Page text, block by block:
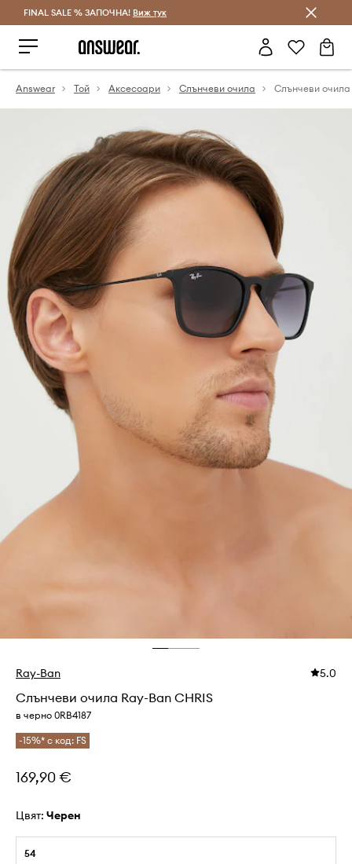
Спестявай с Answear Club
FINAL SALE % ЗАПОЧНА! Виж тук
Answear Той Аксесоари Слънчеви очила Слънчеви
Ray-Ban 5.0
Слънчеви очила Ray-Ban CHRIS
в черно 0RB4187
-15%* с код: FS
169,90 €
Цвят: черен
54